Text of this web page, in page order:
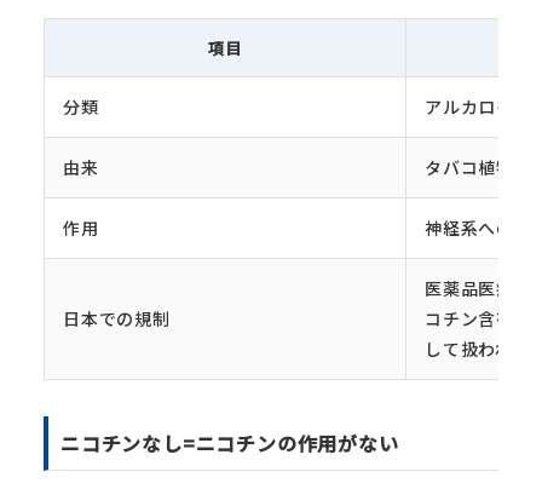
項目
分類 アルカロイド
由来 タバコ植物の
作用 神経系への刺
日本での規制
医薬品医療機
コチン含有製
して扱われる
ニコチンなし=ニコチンの作用がない